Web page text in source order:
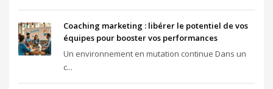
Coaching marketing : libérer le potentiel de vos
équipes pour booster vos performances
Un environnement en mutation continue Dans un
c...